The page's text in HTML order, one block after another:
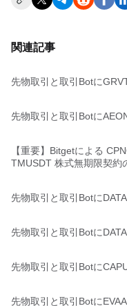
関連記事
先物取引と取引Botに
先物取引と取引Botに
【重要】Bitgetによる
TMUSDT 株式無期限契約
先物取引と取引Botに
先物取引と取引Botに
先物取引と取引Botに
先物取引と取引Botに